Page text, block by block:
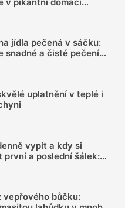
jídla pečená v sáčku:
snadné a čisté pečení
uplatnění v teplé i
vypít a kdy si
první a poslední šálek:
vepřového bůčku: